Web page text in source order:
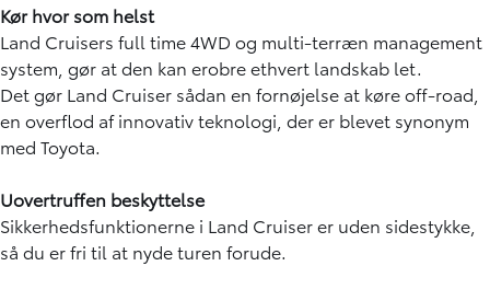
Kør hvor som helst
Land Cruisers full time 4WD og multi-terræn management
system, gør at den kan erobre ethvert landskab let.
Det gør Land Cruiser sådan en fornøjelse at køre off-road,
en overflod af innovativ teknologi, der er blevet synonym
med Toyota.
Uovertruffen beskyttelse
Sikkerhedsfunktionerne i Land Cruiser er uden sidestykke,
så du er fri til at nyde turen forude.